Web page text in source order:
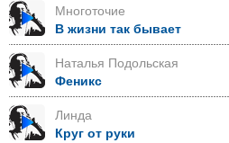
Многоточие
В жизни так бывает
Наталья Подольская
Феникс
Линда
Круг от руки